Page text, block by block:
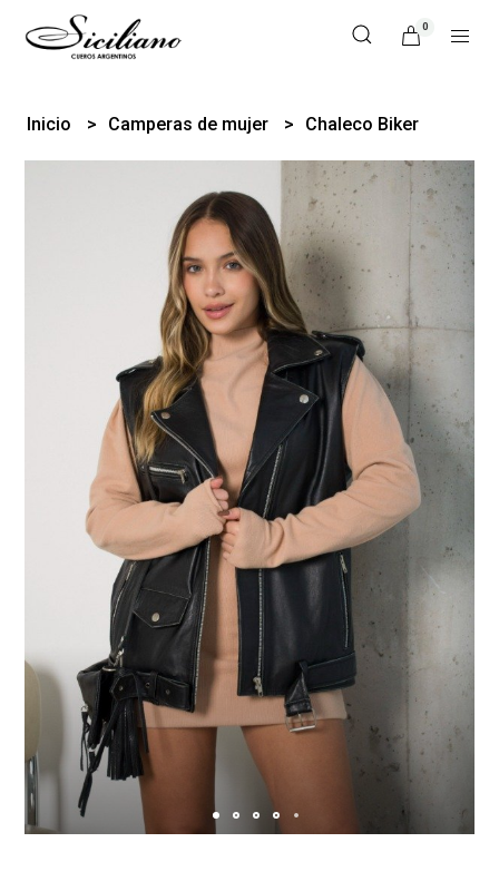
0
Inicio Camperas de mujer Chaleco Biker